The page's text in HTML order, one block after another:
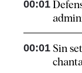
00:01
00:01 Sin